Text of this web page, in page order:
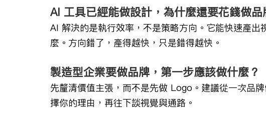
AI 工具已經能做設計，為什麼還要花錢做品
AI 解決的是執行效率，不是策略方向。它能快速產出
麼。方向錯了，產得越快，只是錯得越快。
製造型企業要做品牌，第一步應該做什麼？
先釐清價值主張，而不是先做 Logo。建議從一次品
擇你的理由，再往下談視覺與通路。